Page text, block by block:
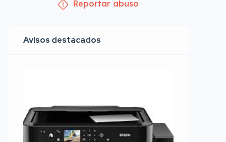
Reportar abuso
Avisos destacados